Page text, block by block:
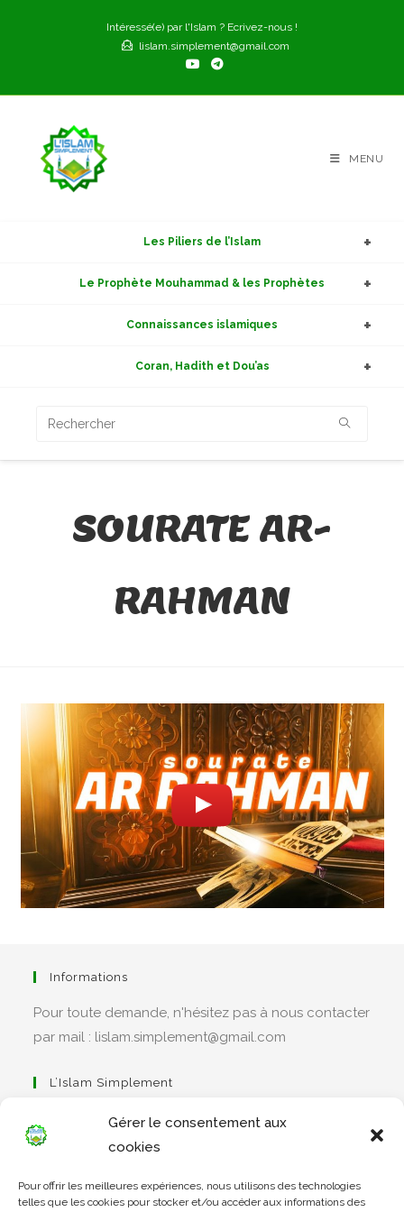
Gérer le consentement aux
cookies
Pour offrir les meilleures expériences, nous utilisons des technologies
telles que les cookies pour stocker et/ou accéder aux informations des
Intéressé(e) par l'Islam ? Ecrivez-nous !
lislam.simplement@gmail.com
MENU
Les Piliers de l’Islam
Le Prophète Mouhammad & les Prophètes
Connaissances islamiques
Coran, Hadith et Dou’as
SOURATE AR-
RAHMAN
Informations
Pour toute demande, n'hésitez pas à nous contacter
par mail : lislam.simplement@gmail.com
L’Islam Simplement
dansApprendre Le Coran Simplement